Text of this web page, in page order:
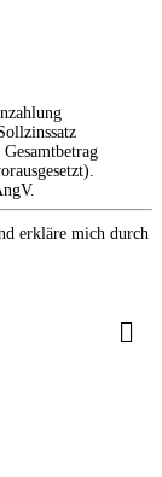
erkläre mich durch